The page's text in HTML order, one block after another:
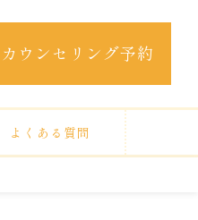
カウンセリング予約
よくある質問